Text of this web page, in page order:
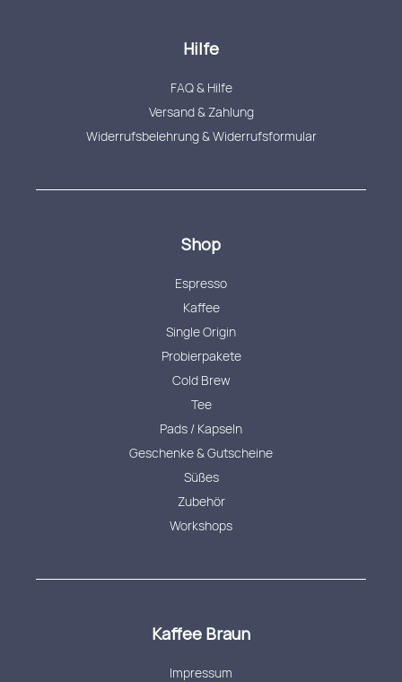
Hilfe
FAQ & Hilfe
Versand & Zahlung
Widerrufsbelehrung & Widerrufsformular
Shop
Espresso
Kaffee
Single Origin
Probierpakete
Cold Brew
Tee
Pads / Kapseln
Geschenke & Gutscheine
Süßes
Zubehör
Workshops
Kaffee Braun
Impressum